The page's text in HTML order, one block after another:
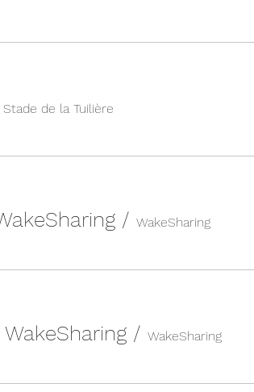
Stade de la Tuilière
/ WakeSharing
/ WakeSharing